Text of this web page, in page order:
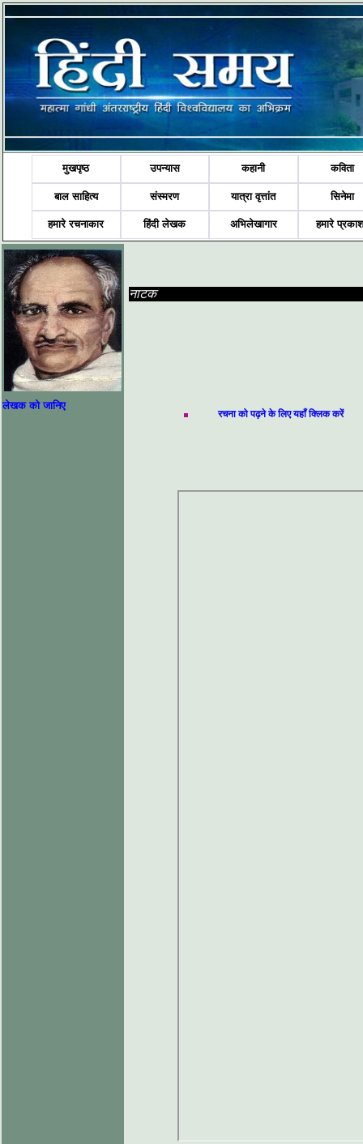
मुखपृष्ठ उपन्यास कहानी कविता
बाल साहित्य संस्मरण यात्रा वृत्तांत सिनेमा
हमारे रचनाकार हिंदी लेखक अभिलेखागार हमारे
लेखक को जानिए
नाटक
रचना को पढ़ने के लिए यहाँ क्लिक करें